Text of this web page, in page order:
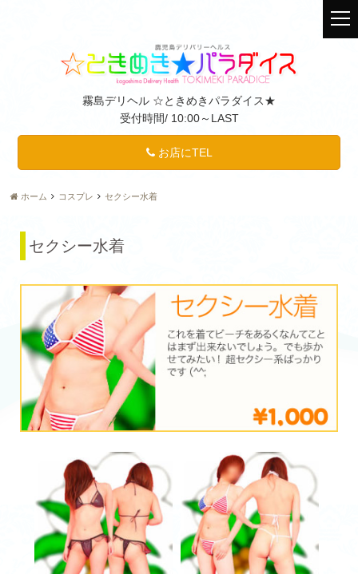
霧島デリヘル ☆ときめきパラダイス★
受付時間/ 10:00～LAST
お店にTEL
ホーム コスプレ セクシー水着
セクシー水着
t
o
a
i